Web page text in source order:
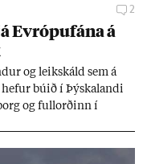
2
Evr­ópuf­ána á
og leik­skáld sem á
bú­ið í Þýskalandi
og full­orð­inn í